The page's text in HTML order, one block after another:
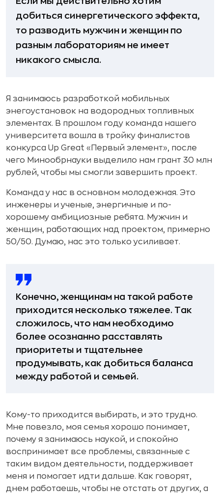
добиться синергетического эффекта,
то разводить мужчин и женщин по
разным лабораториям не имеет
никакого смысла.
Я занимаюсь разработкой мобильных
энегоустановок на водородных топливных
элементах. В прошлом году команда нашего
университета вошла в тройку финалистов
конкурса Up Great «Первый элемент», после
чего Минообрнауки выделило нам грант 30 млн
рублей, чтобы мы смогли завершить проект.
Команда у нас в основном молодежная. Это
инженеры и ученые, энергичные и по-
хорошему амбициозные ребята. Мужчин и
женщин, работающих над проектом, примерно
50/50. Думаю, нас это только усиливает.
Конечно, женщинам на такой работе
приходится несколько тяжелее. Так
сложилось, что нам необходимо
более осознанно расставлять
приоритеты и тщательнее
продумывать, как добиться баланса
между работой и семьей.
Кому-то приходится выбирать, и это трудно.
Мне повезло, моя семья хорошо понимает,
почему я занимаюсь наукой, и спокойно
воспринимает все проблемы, связанные с
таким видом деятельности, поддерживает
меня и помогает идти дальше. Как говорят,
днем работаешь, чтобы не отстать от других, а